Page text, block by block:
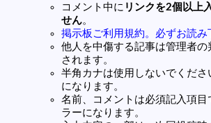
コメント中に リンクを2個以上
せん。
掲示板ご利用規約。必ずお読み
他人を中傷する記事は管理者
されます。
半角カナは使用しないでくださ
になります。
名前、コメントは必須記入項目
ラーになります。